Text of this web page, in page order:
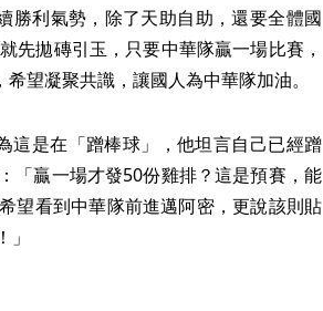
勝利氣勢，除了天助自助，還要全體國
先拋磚引玉，只要中華隊贏一場比賽，
望凝聚共識，讓國人為中華隊加油。
這是在「蹭棒球」，他坦言自己已經蹭
「贏一場才發50份雞排？這是預賽，能
望看到中華隊前進邁阿密，更說該則貼